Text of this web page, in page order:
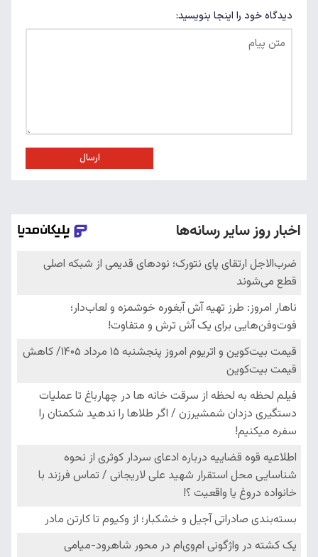
دیدگاه خود را اینجا بنویسید:
ارسال